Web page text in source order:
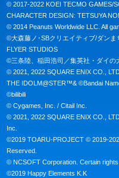
© 2017-2022 KOEI TECMO GAMES/
CHARACTER DESIGN: TETSUYA
© 2014 Peanuts Worldwide LLC. All
©大森藤ノ･SBクリエイティブ/ダン
FLYER STUDIOS
©三条陸、稲田浩司／集英社・ダイの
© 2021, 2022 SQUARE ENIX CO.,
THE IDOLM@STER™& ©Bandai
©bilibili
© Cygames, Inc. / Citail Inc.
© 2021, 2022 SQUARE ENIX CO.,
Inc.
©2019 TOARU-PROJECT © 2019-
Reserved.
© NCSOFT Corporation. Certain
©2019 Happy Elements K.K